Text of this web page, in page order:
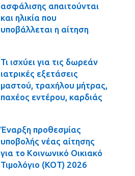
ασφάλισης απαιτούνται
και ηλικία που
υποβάλλεται η αίτηση
Τι ισχύει για τις δωρεάν
ιατρικές εξετάσεις
μαστού, τραχήλου μήτρας,
παχέος εντέρου, καρδιάς
Έναρξη προθεσμίας
υποβολής νέας αίτησης
για το Κοινωνικό Οικιακό
Τιμολόγιο (ΚΟΤ) 2026